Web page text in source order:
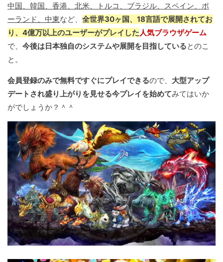
中国、韓国、香港、北米、トルコ、ブラジル、スペイン、ポ
ーランド、中東など、 全世界30ヶ国、18言語で展開されてお
り、4億万以上のユーザーがプレイした人気ブラウザゲーム
で、 今後は日本独自のシステムや展開を目指しているとのこ
と。
会員登録のみで無料ですぐにプレイできるので、 大型アップ
デートされ盛り上がりを見せる今プレイを始めてみてはいか
がでしょうか？＾＾